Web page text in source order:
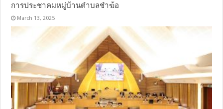
การประชาคมหมู่บ้านตำบลชำฆ้อ
March 13, 2025